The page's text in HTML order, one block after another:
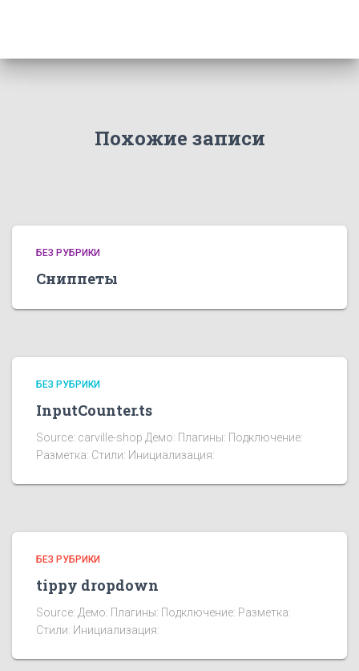
Похожие записи
БЕЗ РУБРИКИ
Сниппеты
БЕЗ РУБРИКИ
InputCounter.ts
Source: carville-shop Демо: Плагины: Подключение:
Разметка: Стили: Инициализация:
БЕЗ РУБРИКИ
tippy dropdown
Source: Демо: Плагины: Подключение: Разметка:
Стили: Инициализация: